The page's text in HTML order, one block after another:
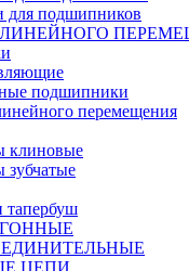
для подшипников
подшипники
перемещения
тапербуш
ЦЕПИ